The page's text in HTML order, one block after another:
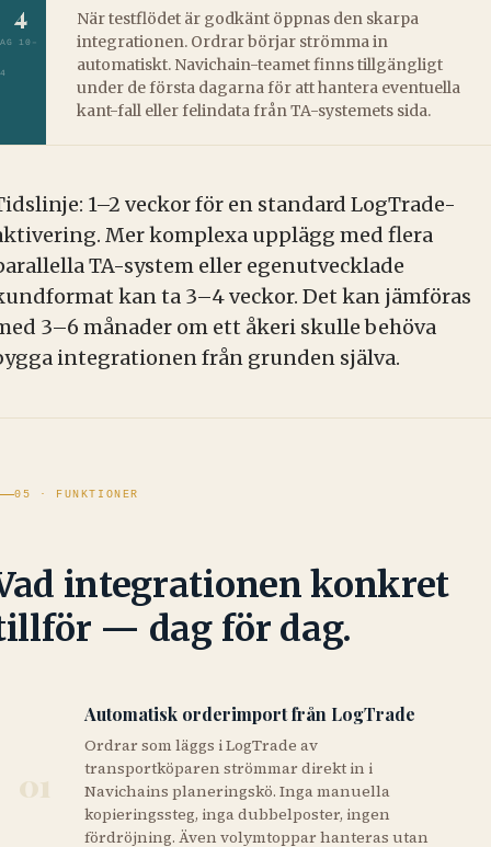
4
10–
När testflödet är godkänt öppnas den skarpa
integrationen. Ordrar börjar strömma in
automatiskt. Navichain-teamet finns tillgängligt
under de första dagarna för att hantera eventuella
kant-fall eller felindata från TA-systemets sida.
1–2 veckor för en standard LogTrade-
Mer komplexa upplägg med flera
TA-system eller egenutvecklade
kan ta 3–4 veckor. Det kan jämföras
3–6 månader om ett åkeri skulle behöva
integrationen från grunden själva.
05 · FUNKTIONER
integrationen konkret
— dag för dag.
01
Automatisk orderimport från LogTrade
Ordrar som läggs i LogTrade av
transportköparen strömmar direkt in i
Navichains planeringskö. Inga manuella
kopieringssteg, inga dubbelposter, ingen
fördröjning. Även volymtoppar hanteras utan